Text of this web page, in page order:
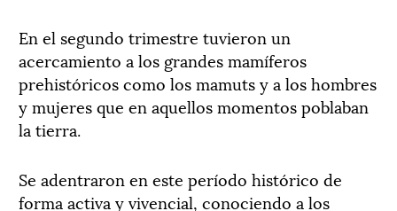
En el segundo trimestre tuvieron un
acercamiento a los grandes mamíferos
prehistóricos como los mamuts y a los hombres
y mujeres que en aquellos momentos poblaban
la tierra.
Se adentraron en este período histórico de
forma activa y vivencial, conociendo a los